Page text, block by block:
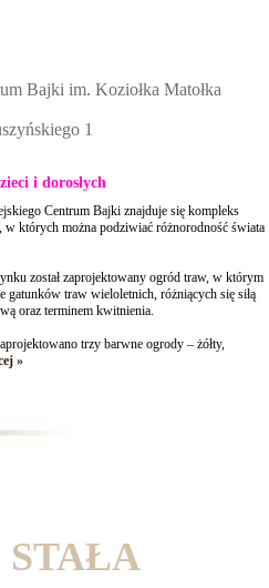
Bajki im. Koziołka Matołka
1
i dorosłych
Centrum Bajki znajduje się kompleks
w których można podziwiać różnorodność świata
został zaprojektowany ogród traw, w którym
gatunków traw wieloletnich, różniących się siłą
oraz terminem kwitnienia.
trzy barwne ogrody – żółty,
»